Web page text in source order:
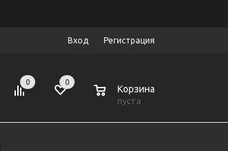
Вход Регистрация
0 0
Корзина
пуста